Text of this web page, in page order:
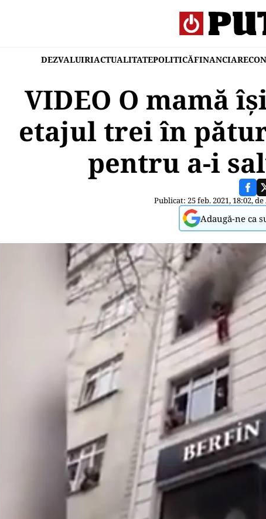
DEZVALUIRIACTUALITATEPOLITICĂFINANCIAR
VIDEO O mamă
etajul trei în
pentru a-i
Publicat: 25 feb. 2021, 18:02, de
Adaugă-ne ca